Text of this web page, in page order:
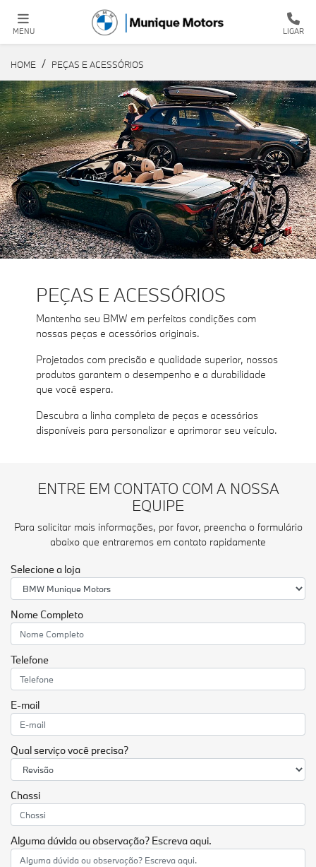
MENU LIGAR
HOME PEÇAS E ACESSÓRIOS
PEÇAS E ACESSÓRIOS
Mantenha seu BMW em perfeitas condições com
nossas peças e acessórios originais.
Projetados com precisão e qualidade superior, nossos
produtos garantem o desempenho e a durabilidade
que você espera.
Descubra a linha completa de peças e acessórios
disponíveis para personalizar e aprimorar seu veículo.
ENTRE EM CONTATO COM A NOSSA
EQUIPE
Para solicitar mais informações, por favor, preencha o formulário
abaixo que entraremos em contato rapidamente
Selecione a loja
Nome Completo
Telefone
E-mail
Qual serviço você precisa?
Chassi
Alguma dúvida ou observação? Escreva aqui.